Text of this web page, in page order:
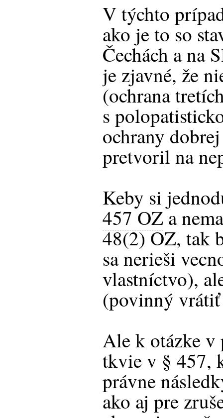
V týchto
ako je to so
Čechách a na
je zjavné, že
(ochrana
s
ochrany
pretvoril na
Keby si
457 OZa
48(2) OZ, tak
sa nerieši
vlastníctvo),
(povinný
Ale k otázke v
tkvie v § 457,
právne
ako aj pre